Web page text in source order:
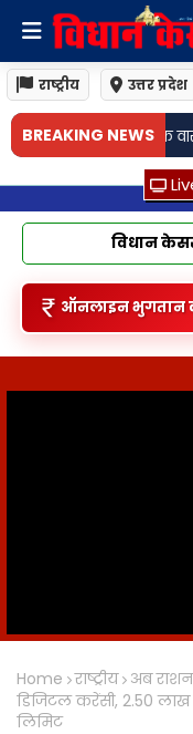
राष्ट्रीय उत्तर प्रदेश
BREAKING NEWS
महिला ने बेटी और
विधान
ऑनलाइन भुगतान
Home राष्ट्रीय अब
डिजिटल करेंसी, 2.50 लाख
लिमिट